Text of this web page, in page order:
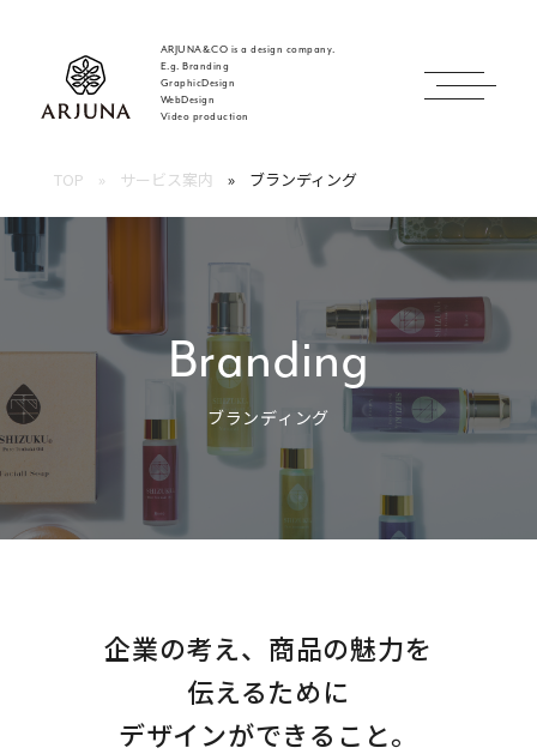
福岡 ブランディング・ブランディングデザイン
ARJUNA&CO is a design company.
E.g. Branding
GraphicDesign
WebDesign
Video production
TOP サービス案内 ブランディング
Branding
ブランディング
企業の考え、商品の魅力を
伝えるために
デザインができること。